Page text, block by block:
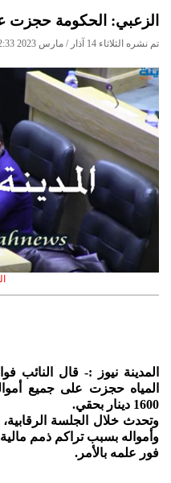
الزعبي: الحكومة حجزت على
تم نشره الثلاثاء 14 آذار / مارس 2023 02:33 مساءً
المدينة نيوز :- قال النائب
المياه حجزت على جميع
1600 دينار بحقي.
وتحدث خلال الجلسة
فور علمه بالأمر.